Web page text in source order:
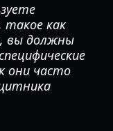
такое как
вы должны
они часто